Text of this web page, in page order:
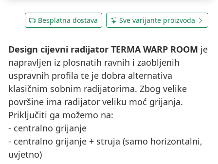
Besplatna dostava Sve varijante proizvoda
Design cijevni radijator TERMA WARP ROOM je
napravljen iz plosnatih ravnih i zaobljenih
uspravnih profila te je dobra alternativa
klasičnim sobnim radijatorima. Zbog velike
površine ima radijator veliku moć grijanja.
Priključiti ga možemo na:
- centralno grijanje
- centralno grijanje + struja (samo horizontalni,
uvjetno)